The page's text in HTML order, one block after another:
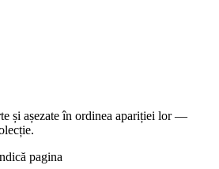
și așezate în ordinea apariției lor —
pagina